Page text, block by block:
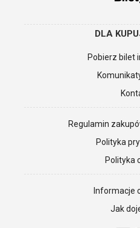
DLA
Pobierz bilet
Regulamin
Polityka
Polityka
Informacje
Jak